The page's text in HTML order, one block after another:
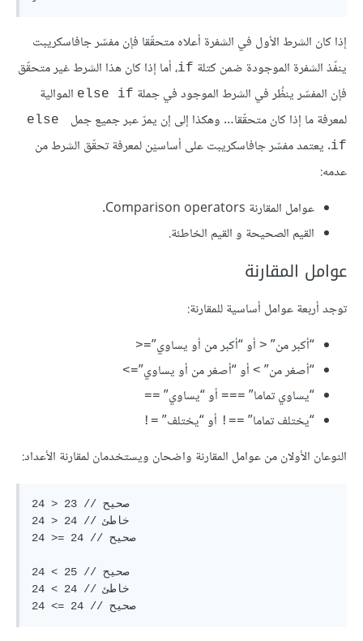
إذا كان الشرط الأول في الشفرة أعلاه متحقّقا فإن مفسّر جافاسكريبت
ينفّذ الشفرة الموجودة ضمن كتلة if، أما إذا كان هذا الشرط غير متحقّق
فإن المفسّر ينظُر في الشرط الموجود في جملة else if الموالية
لمعرفة ما إذا كان متحقّقا… وهكذا إلى إن يمرّ عبر جميع جمل
else
if. يعتمد مفسّر جافاسكريبت على أساسيْن لمعرفة تحقّق الشرط من
عدمه:
عوامل المقارنة Comparison operators.
القيم الصحيحة و القيم الخاطئة.
عوامل المقارنة
توجد أربعة عوامل أساسية للمقارنة:
“أكبر من” < أو “أكبر من أو يساوي”=<
“أصغر من” > أو “أصغر من أو يساوي”=>
“يساوي تماما” === أو “يساوي” ==
“يختلف تماما” ==! أو “يختلف” =!
النوعان الأولان من عوامل المقارنة واضحان ويستخدمان لمقارنة الأعداد:
24 > 23 // صحيح
24 > 24 // خاطئ
24 >= 24 // صحيح
24 < 25 // صحيح
24 < 24 // خاطئ